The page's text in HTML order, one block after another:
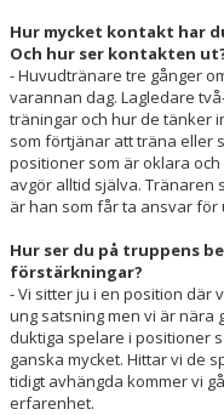
Hur mycket kontakt har
Och hur ser kontakten
- Huvudtränare tre gånger
varannan dag. Lagledare
träningar och hur de tänker
som förtjänar att träna eller
positioner som är oklara
avgör alltid själva. Tränaren
är han som får ta ansvar för
Hur ser du på truppens
förstärkningar?
- Vi sitter ju i en position där
ung satsning men vi är nära
duktiga spelare i positioner
ganska mycket. Hittar vi de
tidigt avhängda kommer vi
erfarenhet.